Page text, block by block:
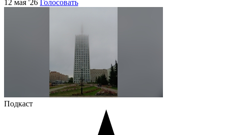
12 мая '26 Голосовать
Подкаст